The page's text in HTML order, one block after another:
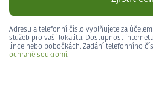
Adresu a telefonní číslo vyplňujete za
služeb pro vaši lokalitu. Dostupnost
lince nebo pobočkách. Zadání telefonního
ochraně soukromí.